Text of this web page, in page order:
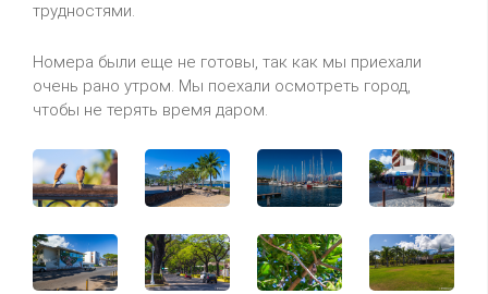
трудностями.
Номера были еще не готовы, так как мы приехали
очень рано утром. Мы поехали осмотреть город,
чтобы не терять время даром.